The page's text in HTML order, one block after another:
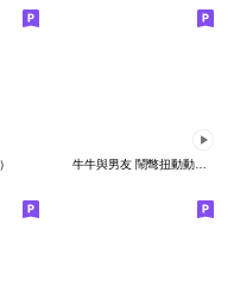
牛牛與男友 鬧彆扭動動貼圖.